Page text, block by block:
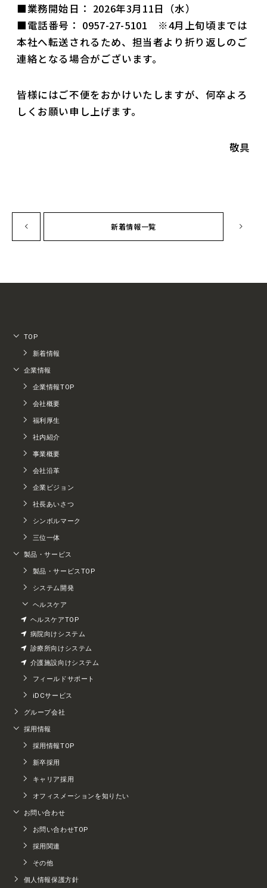
■業務開始日： 2026年3月11日（水）
■電話番号： 0957-27-5101 ※4月上旬頃までは
本社へ転送されるため、担当者より折り返しのご
連絡となる場合がございます。
皆様にはご不便をおかけいたしますが、何卒よろ
しくお願い申し上げます。
敬具
新着情報一覧
TOP
新着情報
企業情報
企業情報TOP
会社概要
福利厚生
社内紹介
事業概要
会社沿革
企業ビジョン
社長あいさつ
シンボルマーク
三位一体
製品・サービス
製品・サービスTOP
システム開発
ヘルスケア
ヘルスケアTOP
病院向けシステム
診療所向けシステム
介護施設向けシステム
フィールドサポート
iDCサービス
グループ会社
採用情報
採用情報TOP
新卒採用
キャリア採用
オフィスメーションを知りたい
お問い合わせ
お問い合わせTOP
採用関連
その他
個人情報保護方針